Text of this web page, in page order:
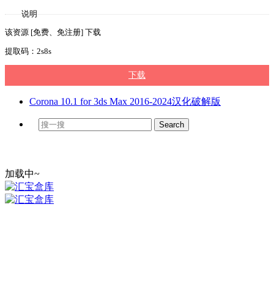
说明
该资源 [免费、免注册] 下载
提取码：2s8s
下载
Corona 10.1 for 3ds Max 2016-2024汉化破解版
加载中~